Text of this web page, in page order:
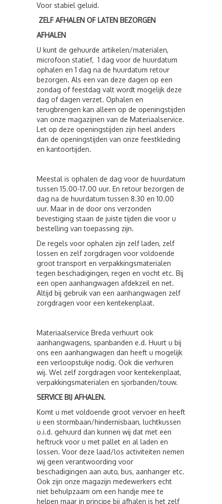
Voor stabiel geluid.
ZELF AFHALEN OF LATEN BEZORGEN
AFHALEN
U kunt de gehuurde artikelen/materialen,
microfoon statief, 1 dag voor de huurdatum
ophalen en 1 dag na de huurdatum retour
bezorgen. Als een van deze dagen op een
zondag of feestdag valt wordt mogelijk deze
dag of dagen verzet. Ophalen en
terugbrengen kan alleen op de openingstijden
van onze magazijnen van de Materiaalservice.
Let op deze openingstijden zijn heel anders
dan de openingstijden van onze feestkleding
en kantoortijden.
Meestal is ophalen de dag voor de huurdatum
tussen 15.00-17.00 uur. En retour bezorgen de
dag na de huurdatum tussen 8.30 en 10.00
uur. Maar in de door ons verzonden
bevestiging staan de juiste tijden die voor u
bestelling van toepassing zijn.
De regels voor ophalen zijn zelf laden, zelf
lossen en zelf zorgdragen voor voldoende
groot transport en verpakkingsmaterialen
tegen beschadigingen, regen en vocht etc. Bij
een open aanhangwagen afdekzeil en net.
Altijd bij gebruik van een aanhangwagen zelf
zorgdragen voor een kentekenplaat.
Materiaalservice Breda verhuurt ook
aanhangwagens, spanbanden e.d. Huurt u bij
ons een aanhangwagen dan heeft u mogelijk
een verloopstukje nodig. Ook die verhuren
wij. Wel zelf zorgdragen voor kentekenplaat,
verpakkingsmaterialen en sjorbanden/touw.
SERVICE BIJ AFHALEN.
Komt u met voldoende groot vervoer en heeft
u een stormbaan/hindernisbaan, luchtkussen
o.i.d. gehuurd dan kunnen wij dat met een
heftruck voor u met pallet en al laden en
lossen. Voor deze laad/los activiteiten nemen
wij geen verantwoording voor
beschadigingen aan auto, bus, aanhanger etc.
Ook zijn onze magazijn medewerkers echt
niet behulpzaam om een handje mee te
helpen maar in principe bij afhalen is het zelf